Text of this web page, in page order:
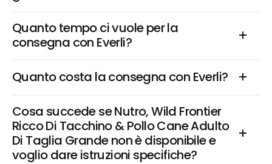
Quanto tempo ci vuole per la
consegna con Everli?
Quanto costa la consegna con Everli?
Cosa succede se Nutro, Wild Frontier
Ricco Di Tacchino & Pollo Cane Adulto
Di Taglia Grande non è disponibile e
voglio dare istruzioni specifiche?